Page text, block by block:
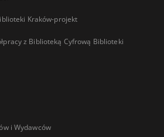
Kraków-projekt
z Biblioteką Cyfrową Biblioteki
i Wydawców